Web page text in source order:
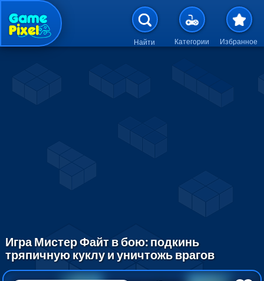
Перейти к основному
Найти Категории Избранное
Игра Мистер Файт в бою: подкинь
тряпичную куклу и уничтожь врагов